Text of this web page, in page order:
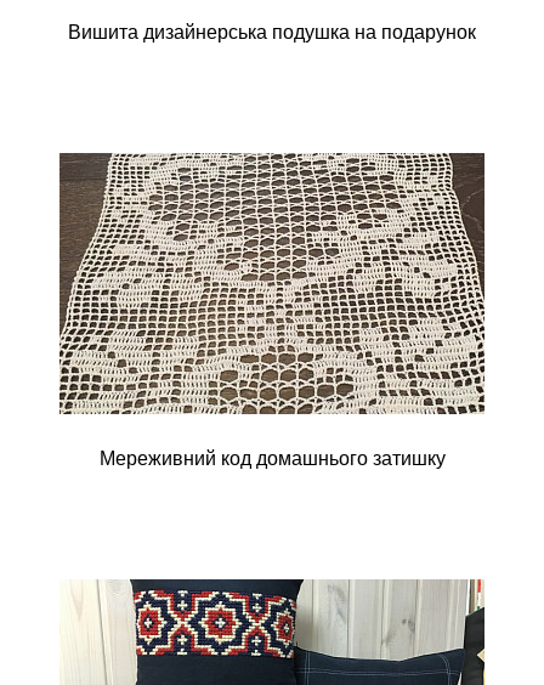
Вишита дизайнерська подушка на подарунок
Мереживний код домашнього затишку